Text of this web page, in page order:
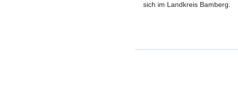
sich im Landkreis Bamberg.